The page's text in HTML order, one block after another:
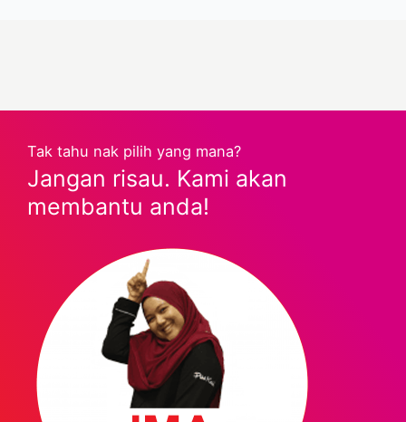
Tak tahu nak pilih yang mana?
Jangan risau. Kami akan
membantu anda!